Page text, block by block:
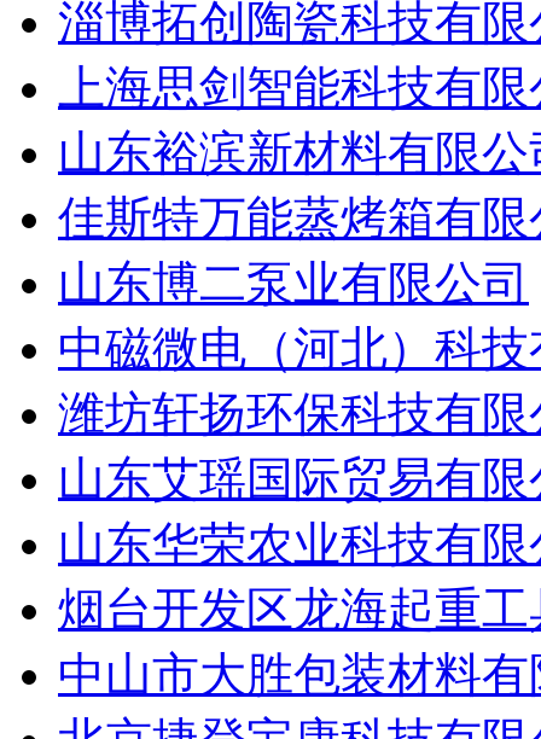
淄博拓创陶瓷科技有限
上海思剑智能科技有
山东裕滨新材料有限公
佳斯特万能蒸烤箱有限
山东博二泵业有限公司
中磁微电（河北）科
潍坊轩扬环保科技有限
山东艾瑶国际贸易有
山东华荣农业科技有
烟台开发区龙海起重
中山市大胜包装材料